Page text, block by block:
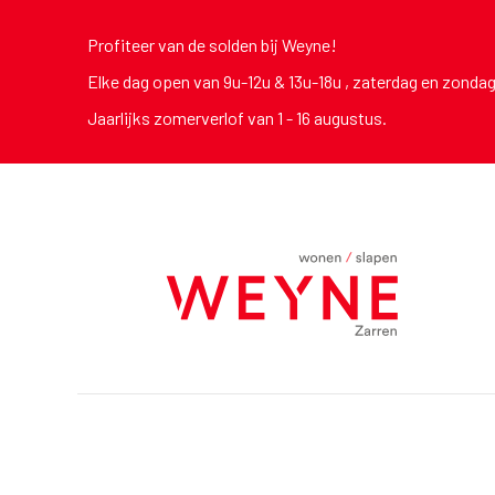
Profiteer van de solden bij Weyne!
Elke dag open van 9u-12u & 13u-18u , zaterdag en
Jaarlijks zomerverlof van 1 - 16 augustus.